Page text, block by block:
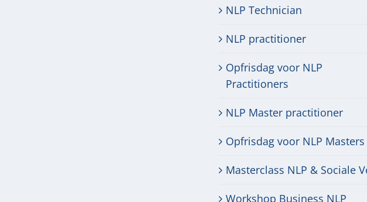
NLP Technician
NLP practitioner
Opfrisdag voor NLP
Practitioners
NLP Master practitioner
Opfrisdag voor NLP Masters
Masterclass NLP & Sociale
Workshop Business NLP